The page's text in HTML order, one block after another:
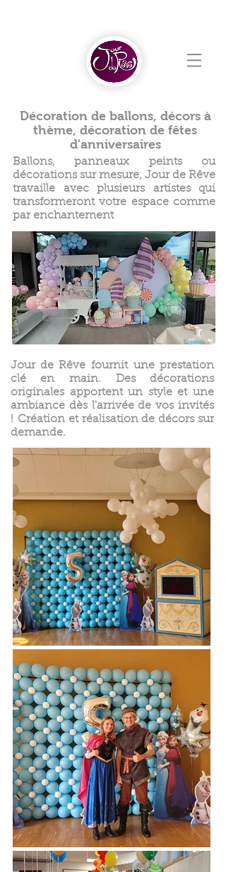
Décoration de ballons, décors à
thème, décoration de fêtes
d'anniversaires
Ballons, panneaux peints ou
décorations sur mesure, Jour de Rêve
travaille avec plusieurs artistes qui
transformeront votre espace comme
par enchantement
Jour de Rêve fournit une prestation
clé en main. Des décorations
originales apportent un style et une
ambiance dès l'arrivée de vos invités
! Création et réalisation de décors sur
demande.